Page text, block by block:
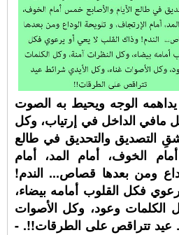
يداهمه الوجه ويحيط به الصوت
مافي الداخل في إرتياب، وكل
التصديق والتحديق في طالع
الخوف، أمام المد، أمام
ومن بعدها قصاص... الندم!
فكل القلوب أمامه بيضاء،
الكلمات وعود، وكل الأصوات
عيد تتراقص على الطرقات!!. -